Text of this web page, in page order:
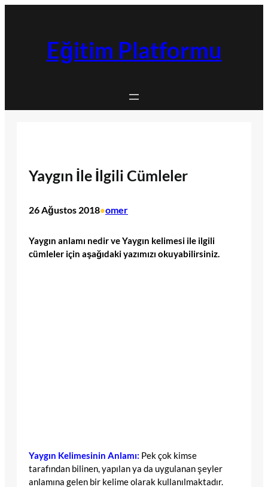
Eğitim Platformu
Yaygın İle İlgili Cümleler
26 Ağustos 2018•omer
Yaygın anlamı nedir ve Yaygın kelimesi ile ilgili
cümleler için aşağıdaki yazımızı okuyabilirsiniz.
Yaygın Kelimesinin Anlamı: Pek çok kimse
tarafından bilinen, yapılan ya da uygulanan şeyler
anlamına gelen bir kelime olarak kullanılmaktadır.